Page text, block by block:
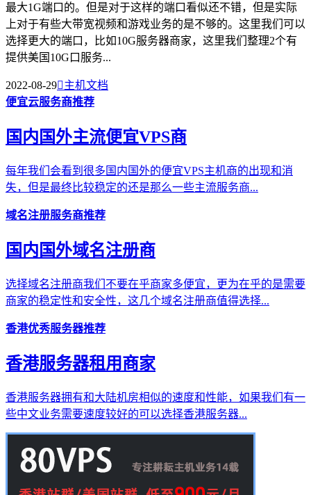
最大1G端口的。但是对于这样的端口看似还不错，但是实际
上对于有些大带宽视频和游戏业务的是不够的。这里我们可以
选择更大的端口，比如10G服务器商家，这里我们整理2个有
提供美国10G口服务...
2022-08-29主机文档
便宜云服务商推荐
国内国外主流便宜VPS商
每年我们会看到很多国内国外的便宜VPS主机商的出现和消
失，但是最终比较稳定的还是那么一些主流服务商...
域名注册服务商推荐
国内国外域名注册商
选择域名注册商我们不要在乎商家多便宜，更为在乎的是需要
商家的稳定性和安全性，这几个域名注册商值得选择...
香港优秀服务器推荐
香港服务器租用商家
香港服务器拥有和大陆机房相似的速度和性能，如果我们有一
些中文业务需要速度较好的可以选择香港服务器...